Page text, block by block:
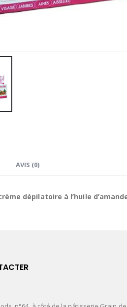
AVIS (0)
dépilatoire à l’huile